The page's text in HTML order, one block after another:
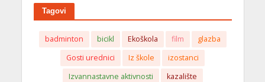
Tagovi
badminton bicikl Ekoškola film
glazba
Gosti urednici
Iz škole
izostanci
Izvannastavne aktivnosti
kazalište